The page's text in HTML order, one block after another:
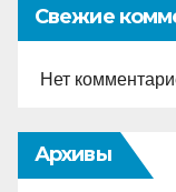
Свежие
Нет
Архивы